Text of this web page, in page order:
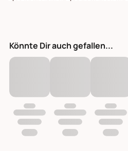
Könnte Dir auch gefallen...